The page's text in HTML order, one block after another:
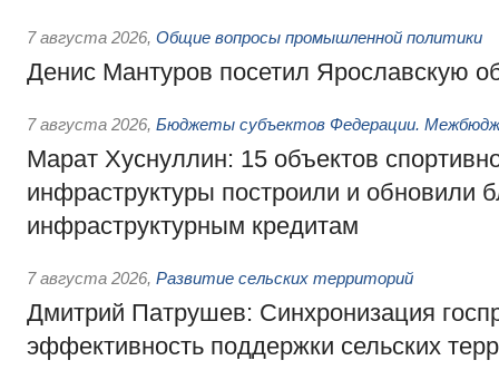
7 августа 2026, Общие вопросы промышленной политики
Денис Мантуров посетил Ярославскую
7 августа 2026, Бюджеты субъектов Федерации.
Марат Хуснуллин: 15 объектов
инфраструктуры построили и обновили
инфраструктурным кредитам
7 августа 2026, Развитие сельских территорий
Дмитрий Патрушев: Синхронизация
эффективность поддержки сельских